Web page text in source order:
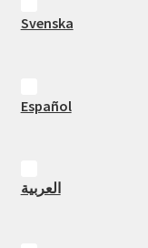
Svenska
Español
العربية